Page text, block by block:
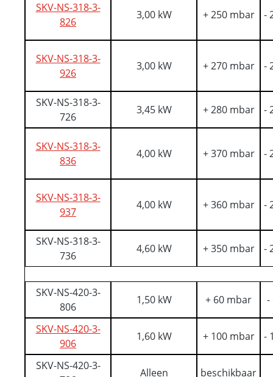
SKV-NS-318-3-
826
3,00 kW + 250 mbar -
SKV-NS-318-3-
926
3,00 kW + 270 mbar -
SKV-NS-318-3-
726
3,45 kW + 280 mbar -
SKV-NS-318-3-
836
4,00 kW + 370 mbar -
SKV-NS-318-3-
937
4,00 kW + 360 mbar -
SKV-NS-318-3-
736
4,60 kW + 350 mbar -
SKV-NS-420-3-
806
1,50 kW + 60 mbar -
SKV-NS-420-3-
906
1,60 kW + 100 mbar -
SKV-NS-420-3-
Alleen beschikbaar